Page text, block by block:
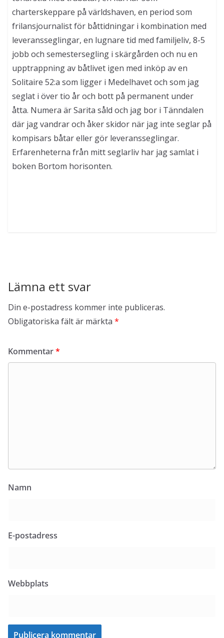
jobb och semestersegling i skärgården och nu en
upptrappning av båtlivet igen med inköp av en
Solitaire 52:a som ligger i Medelhavet och som jag
seglat i över tio år och bott på permanent under
åtta. Numera är Sarita såld och jag bor i Tänndalen
där jag vandrar och åker skidor när jag inte seglar på
kompisars båtar eller gör leveransseglingar.
Erfarenheterna från mitt seglarliv har jag samlat i
boken Bortom horisonten.
Kommentar*
E-postadress
Webbplats